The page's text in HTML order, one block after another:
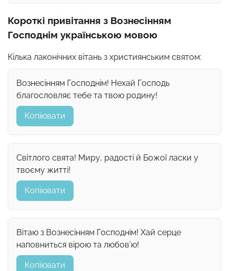
Короткі привітання з Вознесінням
Господнім українською мовою
Кілька лаконічних вітань з християнським святом:
Вознесінням Господнім! Нехай Господь
благословляє тебе та твою родину!
Копіювати
Світлого свята! Миру, радості й Божої ласки у
твоєму житті!
Копіювати
Вітаю з Вознесінням Господнім! Хай серце
наповниться вірою та любов’ю!
Копіювати